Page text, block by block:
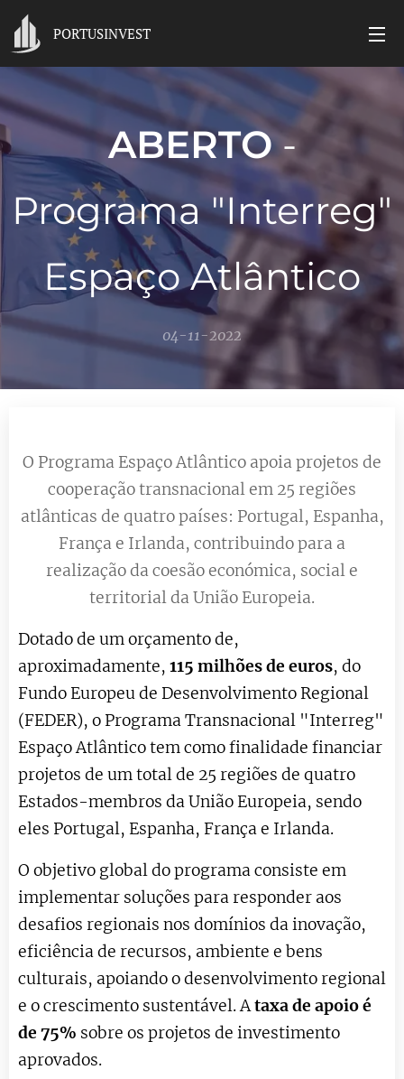
PORTUSINVEST
ABERTO-
Programa "Interreg"
Espaço Atlântico
04-11-2022
O Programa Espaço Atlântico apoia projetos de
cooperação transnacional em 25 regiões
atlânticas de quatro países: Portugal, Espanha,
França e Irlanda, contribuindo para a
realização da coesão económica, social e
territorial da União Europeia.
Dotado de um orçamento de,
aproximadamente, 115 milhões de euros, do
Fundo Europeu de Desenvolvimento Regional
(FEDER), o Programa Transnacional "Interreg"
Espaço Atlântico tem como finalidade financiar
projetos de um total de 25 regiões de quatro
Estados-membros da União Europeia, sendo
eles Portugal, Espanha, França e Irlanda.
O objetivo global do programa consiste em
implementar soluções para responder aos
desafios regionais nos domínios da inovação,
eficiência de recursos, ambiente e bens
culturais, apoiando o desenvolvimento regional
e o crescimento sustentável.Ataxa de apoio é
de 75% sobre os projetos de investimento
aprovados.